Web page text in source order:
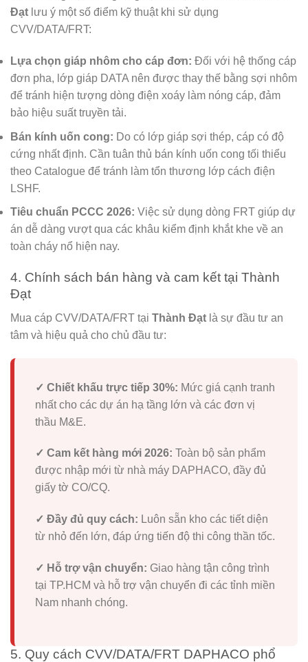
Đạt lưu ý một số điểm kỹ thuật khi sử dụng
CVV/DATA/FRT:
Lựa chọn giáp nhôm cho cáp đơn: Đối với hệ thống cáp
đơn pha, lớp giáp DATA nên được thay thế bằng sợi nhôm
để tránh hiện tượng dòng điện xoáy làm nóng cáp, đảm
bảo hiệu suất truyền tải.
Bán kính uốn cong: Do có lớp giáp sợi thép, cáp có độ
cứng nhất định. Cần tuân thủ bán kính uốn cong tối thiểu
theo Catalogue để tránh làm tổn thương lớp cách điện
LSHF.
Tiêu chuẩn PCCC 2026: Việc sử dụng dòng FRT giúp dự
án dễ dàng vượt qua các khâu kiểm định khắt khe về an
toàn cháy nổ hiện nay.
4. Chính sách bán hàng và cam kết tại Thành
Đạt
Mua cáp CVV/DATA/FRT tại Thành Đạt là sự đầu tư an
tâm và hiệu quả cho chủ đầu tư:
✓ Chiết khấu trực tiếp 30%: Mức giá cạnh tranh
nhất cho các dự án hạ tầng lớn và các đơn vị
thầu M&E.
✓ Cam kết hàng mới 2026: Toàn bộ sản phẩm
được nhập mới từ nhà máy DAPHACO, đầy đủ
giấy tờ CO/CQ.
✓ Đầy đủ quy cách: Luôn sẵn kho các tiết diện
từ nhỏ đến lớn, đáp ứng tiến độ thi công thần tốc.
✓ Hỗ trợ vận chuyển: Giao hàng tận công trình
tại TP.HCM và hỗ trợ vận chuyển đi các tỉnh miền
Nam nhanh chóng.
5. Quy cách CVV/DATA/FRT DAPHACO phổ